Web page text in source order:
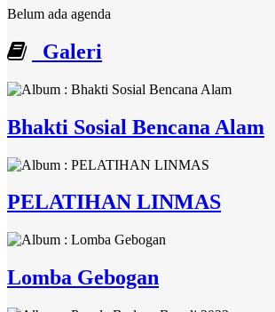
Belum ada agenda
Galeri
Bhakti Sosial Bencana Alam
PELATIHAN LINMAS
Lomba Gebogan